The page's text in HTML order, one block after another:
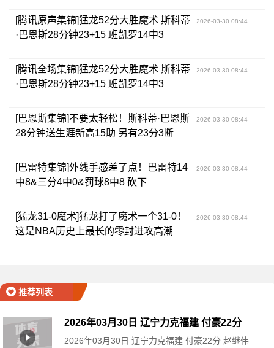
[腾讯原声集锦]猛龙52分大胜魔术 斯科蒂
·巴恩斯28分钟23+15 班凯罗14中3
2026-03-30 08:44
[腾讯全场集锦]猛龙52分大胜魔术 斯科蒂
·巴恩斯28分钟23+15 班凯罗14中3
2026-03-30 08:44
[巴恩斯集锦]不要太轻松！斯科蒂·巴恩斯
28分钟送生涯新高15助 另有23分3断
2026-03-30 08:44
[巴雷特集锦]外线手感差了点！巴雷特14
中8&三分4中0&罚球8中8 砍下
2026-03-30 08:44
[猛龙31-0魔术]猛龙打了魔术一个31-0！
这是NBA历史上最长的零封进攻高潮
2026-03-30 08:44
推荐列表
2026年03月30日 辽宁力克福建 付豪22分
赵继伟14+6+11 莫兰德20+15 邹阳18+5
2026年03月30日 辽宁力克福建 付豪22分 赵继伟